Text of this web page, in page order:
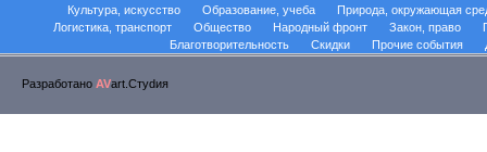
Культура, искусство
Образование, учеба
Природа, окружающая
Логистика, транспорт
Общество Народный фронт Закон, право
Благотворительность
Скидки Прочие события
Разработано AVart.Стуdия